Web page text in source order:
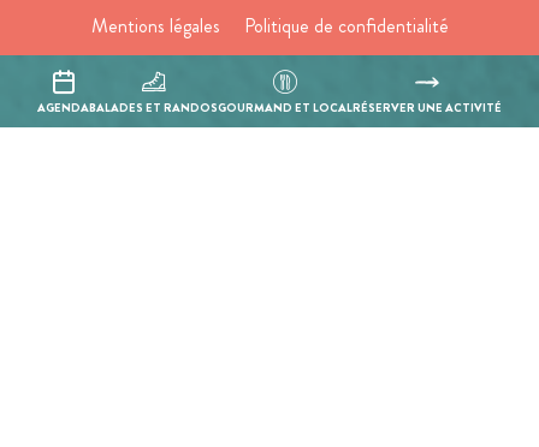
AGENDABALADES ET RANDOSGOURMAND ET LOCALRÉSERVER UNE ACTIVITÉ
Mentions légales
Politique de confidentialité
Réalisation :Mill, Privas